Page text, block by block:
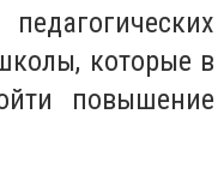
которые в
повышение